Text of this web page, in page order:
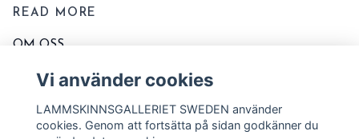
READ MORE
OM OSS
KONTAKTA OSS
KÖPVILLKOR
Vi använder cookies
LAMMSKINNSGALLERIET SWEDEN använder
cookies. Genom att fortsätta på sidan godkänner du